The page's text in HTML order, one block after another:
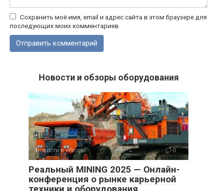
Сохранить моё имя, email и адрес сайта в этом браузере для
последующих моих комментариев.
Новости и обзоры оборудования
Новости и обзоры 0
Реальный MINING 2025 — Онлайн-
конференция о рынке карьерной
техники и оборудования